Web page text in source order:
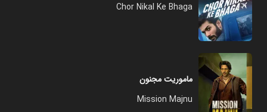
Chor Nikal Ke Bhaga
ماموریت مجنون
Mission Majnu